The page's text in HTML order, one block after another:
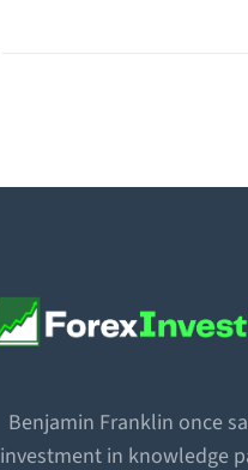
Benjamin Franklin once
investment in knowledge